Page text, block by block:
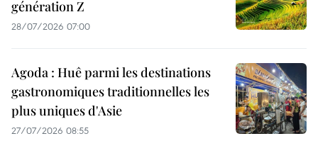
génération Z
28/07/2026 07:00
Agoda : Huê parmi les destinations
gastronomiques traditionnelles les
plus uniques d'Asie
27/07/2026 08:55